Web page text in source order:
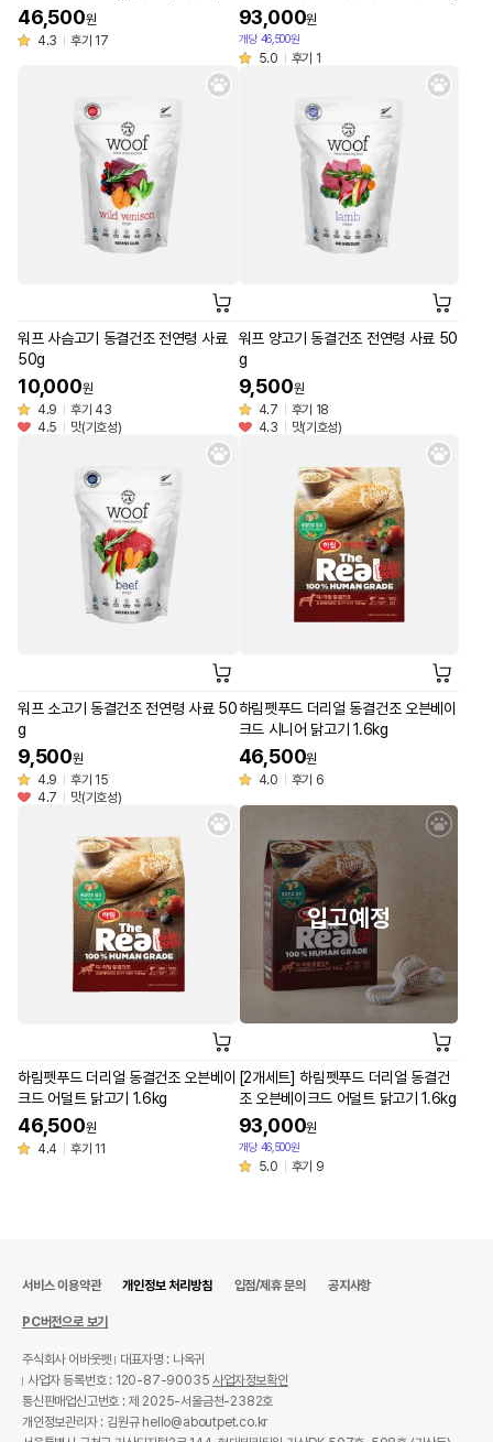
46,500원
4.3
후기 17
93,000원
개당 46,500원
5.0 후기 1
워프 사슴고기 동결건조 전연령 사료
50g
10,000원
4.9
후기 43
4.5
맛(기호성)
워프 양고기 동결건조 전연령 사료 50
g
9,500원
4.7
후기 18
4.3
맛(기호성)
워프 소고기 동결건조 전연령 사료 50
g
9,500원
4.9
후기 15
4.7
맛(기호성)
하림펫푸드 더리얼 동결건조 오븐베이
크드 시니어 닭고기 1.6kg
46,500원
4.0
후기 6
하림펫푸드 더리얼 동결건조 오븐베이
크드 어덜트 닭고기 1.6kg
46,500원
4.4
후기 11
[2개세트] 하림펫푸드 더리얼 동결건
조 오븐베이크드 어덜트 닭고기 1.6kg
93,000원
개당 46,500원
5.0 후기 9
서비스 이용약관 개인정보 처리방침 입점/제휴 문의 공지사항
PC버전으로 보기
주식회사 어바웃펫
대표자명 : 나옥귀
사업자 등록번호 : 120-87-90035사업자정보확인
통신판매업신고번호 : 제 2025-서울금천-2382호
개인정보관리자 : 김원규 hello@aboutpet.co.kr